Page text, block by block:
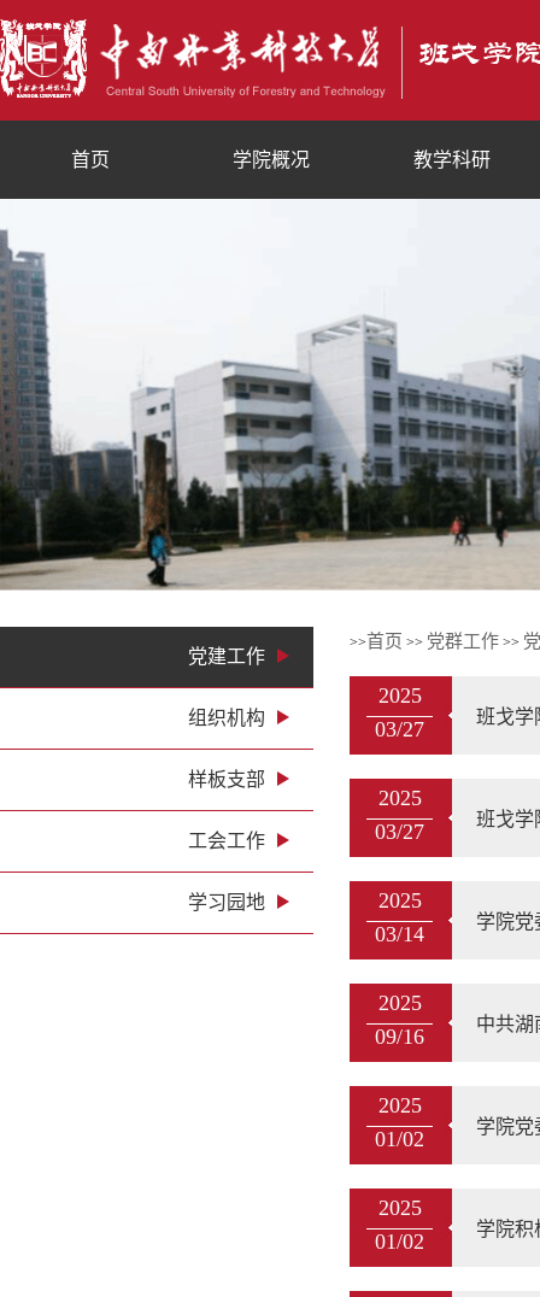
首页 学院概况 教学科研
党建工作
组织机构
样板支部
工会工作
学习园地
>>首页 >> 党群工作 >>
2025
03/27
班戈学
2025
03/27
班戈学
2025
03/14
学院党
2025
09/16
中共湖
2025
01/02
学院党
2025
01/02
学院积